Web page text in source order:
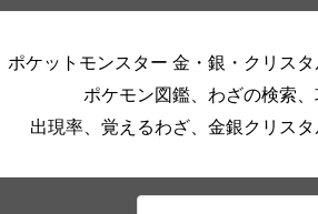
ポケットモンスター 金・銀・クリス
ポケモン図鑑、わざの検索、
出現率、覚えるわざ、金銀クリス